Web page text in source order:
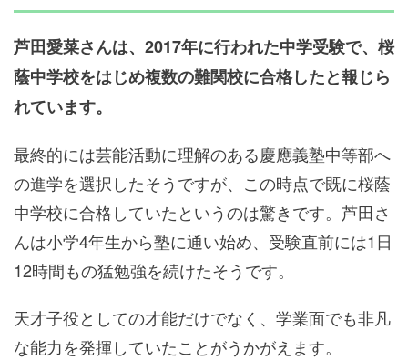
芦田愛菜さんは、2017年に行われた中学受験で、桜
蔭中学校をはじめ複数の難関校に合格したと報じら
れています。
最終的には芸能活動に理解のある慶應義塾中等部へ
の進学を選択したそうですが、この時点で既に桜蔭
中学校に合格していたというのは驚きです。芦田さ
んは小学4年生から塾に通い始め、受験直前には1日
12時間もの猛勉強を続けたそうです。
天才子役としての才能だけでなく、学業面でも非凡
な能力を発揮していたことがうかがえます。